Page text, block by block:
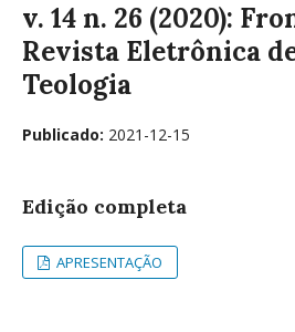
v. 14 n. 26 (2020):
Revista Eletrônica
Teologia
Publicado: 2021-12-15
Edição completa
APRESENTAÇÃO